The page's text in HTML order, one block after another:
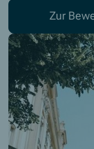
Zur